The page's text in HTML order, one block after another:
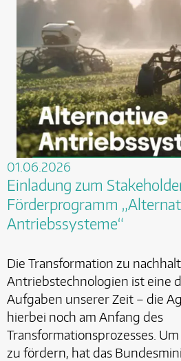
01.06.2026
Einladung zum
Förderprogramm
Antriebssysteme“
Die Transformation zu
Antriebstechnologien ist eine
Aufgaben unserer Zeit – die
hierbei noch am Anfang des
Transformationsprozesses.
zu fördern, hat das